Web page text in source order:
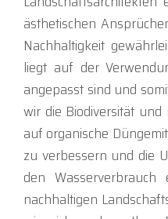
ästhetischen
Nachhaltigkeit
liegt auf der
angepasst sind und
wir die Biodiversität
auf organische
zu verbessern und die
den
nachhaltigen